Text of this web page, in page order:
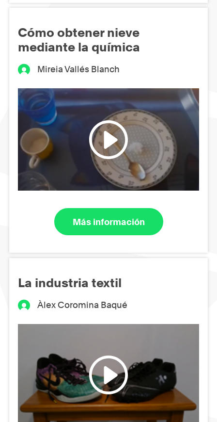
Cómo obtener nieve
mediante la química
Mireia Vallés Blanch
Más información
La industria textil
Àlex Coromina Baqué